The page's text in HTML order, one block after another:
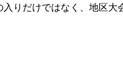
りだけではなく、地区